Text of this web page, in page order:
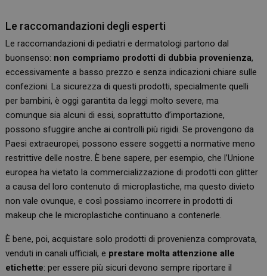
Le raccomandazioni degli esperti
Le raccomandazioni di pediatri e dermatologi partono dal
buonsenso: non compriamo prodotti di dubbia provenienza,
eccessivamente a basso prezzo e senza indicazioni chiare sulle
confezioni. La sicurezza di questi prodotti, specialmente quelli
per bambini, è oggi garantita da leggi molto severe, ma
comunque sia alcuni di essi, soprattutto d’importazione,
possono sfuggire anche ai controlli più rigidi. Se provengono da
Paesi extraeuropei, possono essere soggetti a normative meno
restrittive delle nostre. È bene sapere, per esempio, che l’Unione
europea ha vietato la commercializzazione di prodotti con glitter
a causa del loro contenuto di microplastiche, ma questo divieto
non vale ovunque, e così possiamo incorrere in prodotti di
makeup che le microplastiche continuano a contenerle.
È bene, poi, acquistare solo prodotti di provenienza comprovata,
venduti in canali ufficiali, e prestare molta attenzione alle
etichette: per essere più sicuri devono sempre riportare il